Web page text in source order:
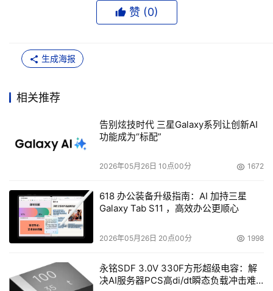
11.6万亿元，占B2B总体交易额的55.8%。
入到了这场浩浩荡荡的大潮中去。无论是传统的企业网站建
越来越热门的B2B、C2C营销，都大大增加了企业营销手段
和营销人员的问题逐渐集中?D?D如何兼顾便捷性和有效性
开展企业网络营销？
“我们不主张所有企业都盲目组建一套网络营销班子，
完全利用自身力量展开实施过程。如果这样，企业需要花费
大量精力去了解甚至参与到互联网这个原本不熟悉的行业中
去。这是‘想喝牛奶现养奶牛’。”郑培秘书长强调。
赞 (0)
生成海报
相关推荐
告别炫技时代 三星Galaxy系列让创新AI
功能成为“标配”
2026年05月26日 10点00分 1672
618 办公装备升级指南：AI 加持三星
Galaxy Tab S11 ，高效办公更顺心
2026年05月26日 20点00分 1998
永铭SDF 3.0V 330F方形超级电容：解
决AI服务器PCS高di/dt瞬态负载冲击难